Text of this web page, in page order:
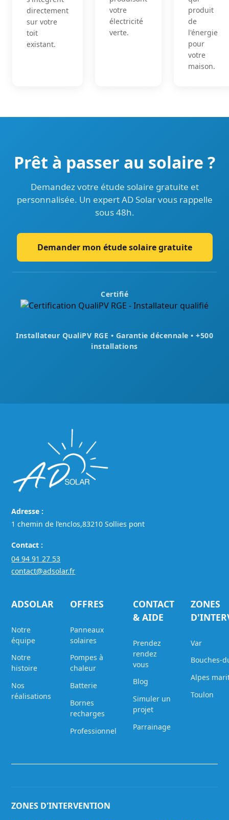
directement
sur votre
toit
existant.
votre
électricité
verte.
produit
de
l'énergie
pour
votre
maison.
Prêt à passer au solaire ?
Demandez votre étude solaire gratuite et
personnalisée. Un expert AD Solar vous rappelle
sous 48h.
Demander mon étude solaire gratuite
Certifié
Installateur QualiPV RGE • Garantie décennale • +500
installations
Adresse :
1 chemin de l’enclos,83210 Sollies pont
Contact :
04 94 91 27 53
contact@adsolar.fr
ADSOLAR
Notre
équipe
Notre
histoire
Nos
réalisations
OFFRES
Panneaux
solaires
Pompes à
chaleur
Batterie
Bornes
recharges
Professionnel
CONTACT
& AIDE
Prendez
rendez
vous
Blog
Simuler un
projet
Parrainage
ZONES
Var
Bouches-
Alpes
Toulon
ZONES D'INTERVENTION